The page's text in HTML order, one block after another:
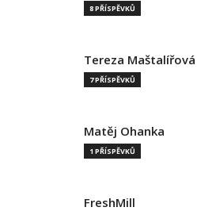
8 PŘÍSPĚVKŮ
Tereza Maštalířová
7 PŘÍSPĚVKŮ
Matěj Ohanka
1 PŘÍSPĚVKŮ
FreshMill